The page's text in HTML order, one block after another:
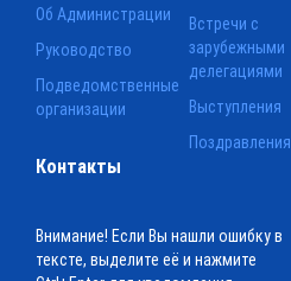
Встречи с
зарубежными
делегациями
Выступления
Поздравления
Об Администрации
Руководство
Подведомственные
организации
Контакты
Внимание! Если Вы нашли ошибку в
тексте, выделите её и нажмите